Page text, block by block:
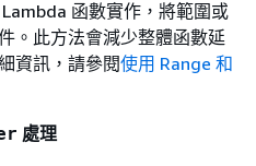
函數實作，將範圍或
。此方法會減少整體函數延
資訊，請參閱使用 Range 和
處理